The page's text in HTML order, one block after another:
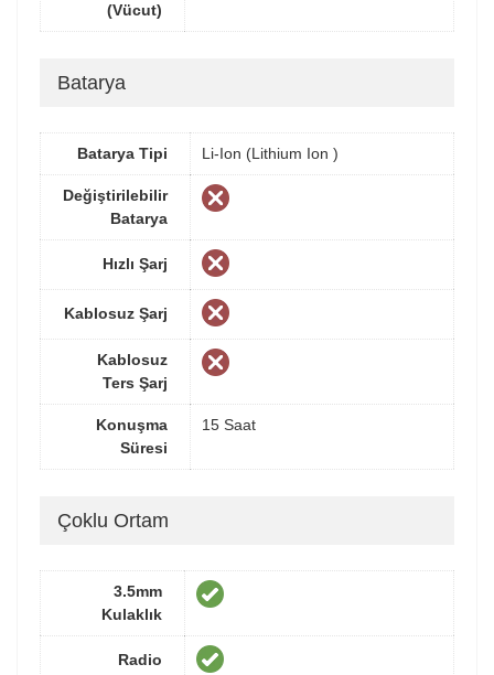
(Vücut)
Batarya
Batarya Tipi Li-Ion (Lithium Ion )
Değiştirilebilir
Batarya
Hızlı Şarj
Kablosuz Şarj
Kablosuz
Ters Şarj
Konuşma
Süresi
15 Saat
Çoklu Ortam
3.5mm
Kulaklık
Radio